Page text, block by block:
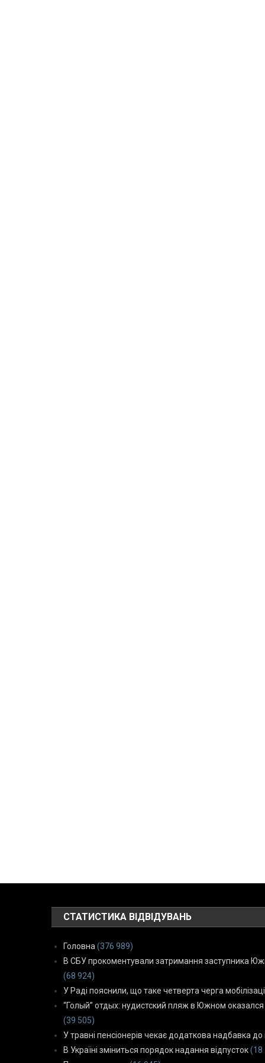
СТАТИСТИКА ВІДВІДУВАНЬ
Головна (376 989)
В СБУ прокоментували затримання заступника
(68 924)
У Раді пояснили, що таке четверта черга
“Голый” отдых: нудистский пляж в Южном
(39 505)
У травні пенсіонерів чекає додаткова надбавка до
В Україні зміниться порядок надання відпусток (18